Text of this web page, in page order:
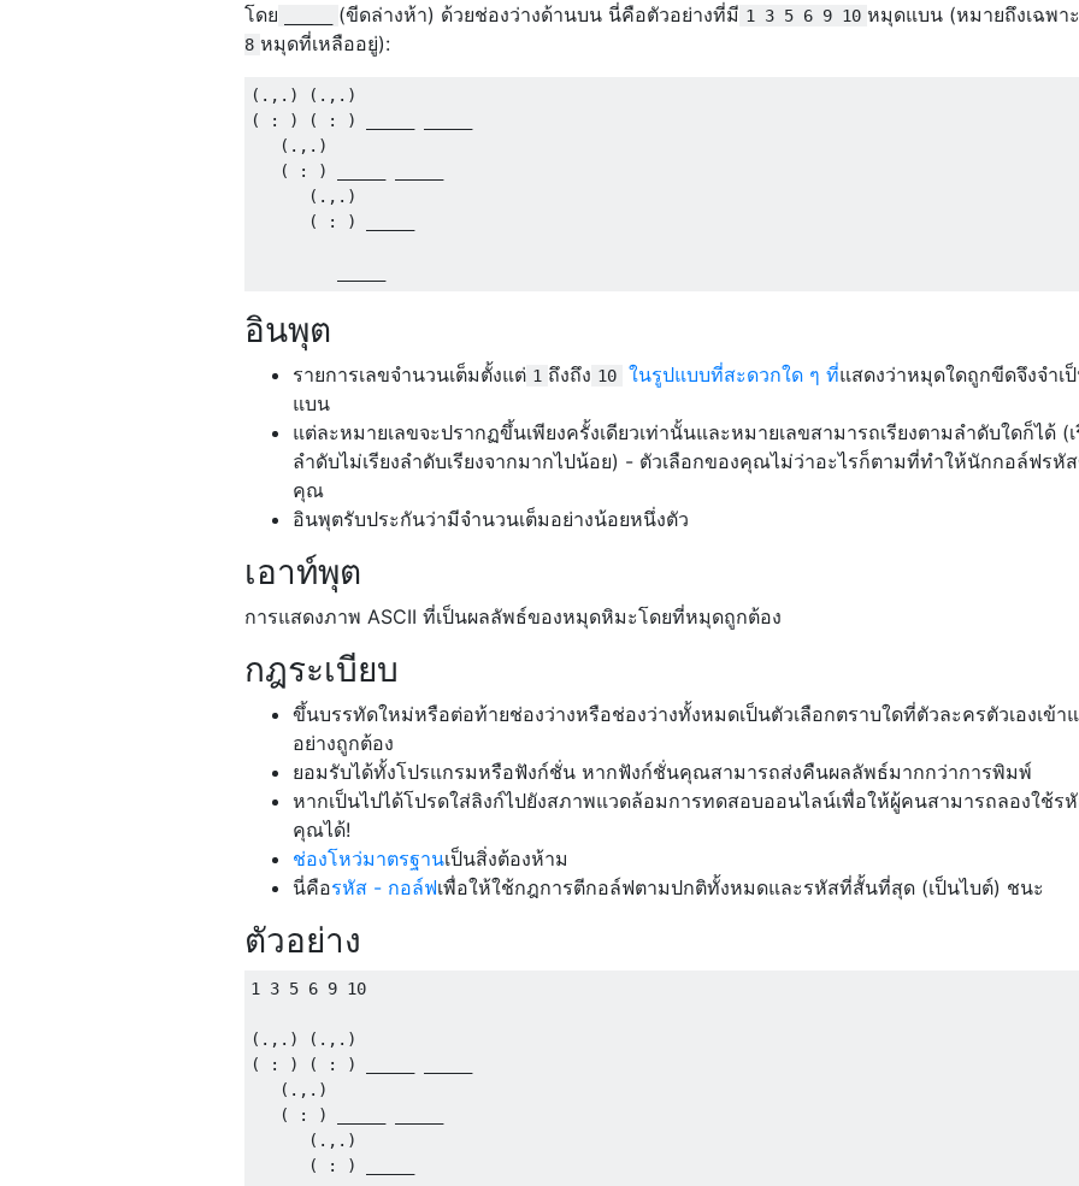
โดย
(ขีดล่างห้า) ด้วยช่องว่างด้านบน นี่คือตัวอย่างที่มี 1 3 5 6 9 10 หมุดแบน (หมายถึงเฉพาะ
8 หมุดที่เหลืออยู่):
(.,.) (.,.)
( : ) ( : ) _____ _____
   (.,.)
   ( : ) _____ _____
      (.,.)
      ( : ) _____
อินพุต
รายการเลขจำนวนเต็มตั้งแต่ 1 ถึงถึง 10 ในรูปแบบที่สะดวกใด ๆ ที่แสดงว่าหมุดใดถูกขีดจึงจำเ
แบน
แต่ละหมายเลขจะปรากฏขึ้นเพียงครั้งเดียวเท่านั้นและหมายเลขสามารถเรียงตามลำดับใดก็ได้ (เ
ลำดับไม่เรียงลำดับเรียงจากมากไปน้อย) - ตัวเลือกของคุณไม่ว่าอะไรก็ตามที่ทำให้นักกอล์ฟรหั
คุณ
อินพุตรับประกันว่ามีจำนวนเต็มอย่างน้อยหนึ่งตัว
เอาท์พุต
การแสดงภาพ ASCII ที่เป็นผลลัพธ์ของหมุดหิมะโดยที่หมุดถูกต้อง
กฎระเบียบ
ขึ้นบรรทัดใหม่หรือต่อท้ายช่องว่างหรือช่องว่างทั้งหมดเป็นตัวเลือกตราบใดที่ตัวละครตัวเองเข้า
อย่างถูกต้อง
ยอมรับได้ทั้งโปรแกรมหรือฟังก์ชั่น หากฟังก์ชั่นคุณสามารถส่งคืนผลลัพธ์มากกว่าการพิมพ์
หากเป็นไปได้โปรดใส่ลิงก์ไปยังสภาพแวดล้อมการทดสอบออนไลน์เพื่อให้ผู้คนสามารถลองใช้ร
คุณได้!
ช่องโหว่มาตรฐานเป็นสิ่งต้องห้าม
นี่คือรหัส - กอล์ฟเพื่อให้ใช้กฎการตีกอล์ฟตามปกติทั้งหมดและรหัสที่สั้นที่สุด (เป็นไบต์) ชนะ
ตัวอย่าง
1 3 5 6 9 10
(.,.) (.,.)
( : ) ( : ) _____ _____
   (.,.)
   ( : ) _____ _____
      (.,.)
      ( : ) _____